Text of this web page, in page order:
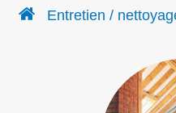
Entretien /